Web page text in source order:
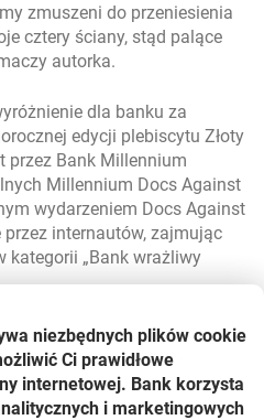
zmuszeni do przeniesienia
cztery ściany, stąd palące
autorka.
dla banku za
edycji plebiscytu Złoty
przez Bank Millennium
Millennium Docs Against
wydarzeniem Docs Against
internautów, zajmując
kategorii „Bank wrażliwy
lat wspiera sztukę w niemal
do kultury niszowej i
jak i lokalnym.
opartą na partnerskich
niezbędnych plików cookie
Ci prawidłowe
internetowej. Bank korzysta
i marketingowych